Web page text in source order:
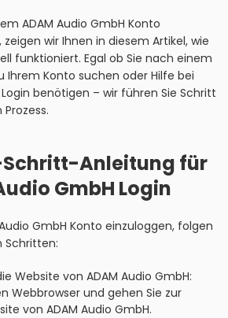
ADAM Audio GmbH Konto
wir Ihnen in diesem Artikel, wie
funktioniert. Egal ob Sie nach einem
Ihrem Konto suchen oder Hilfe bei
benötigen – wir führen Sie Schritt
Anleitung für
GmbH Login
GmbH Konto einzuloggen, folgen
Schritten:
Website von ADAM Audio GmbH:
Webbrowser und gehen Sie zur
von ADAM Audio GmbH.